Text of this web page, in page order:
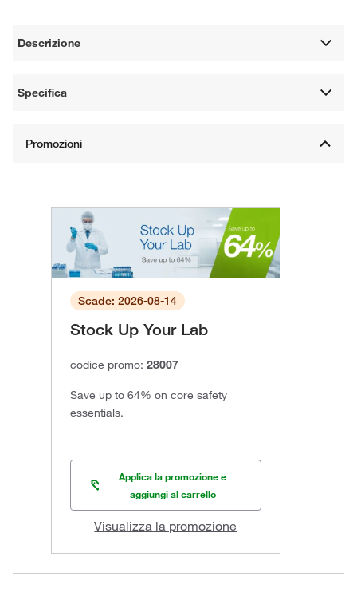
Descrizione
Specifica
Scade: 2026-08-14
Stock Up Your Lab
codice promo: 28007
Save up to 64% on core safety
essentials.
Applica la promozione e
aggiungi al carrello
Visualizza la promozione